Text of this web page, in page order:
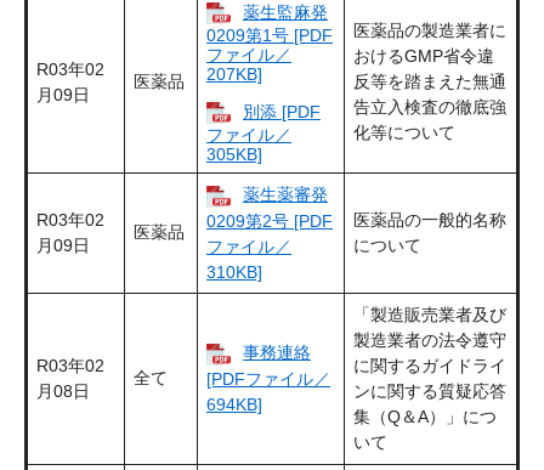
R03年02
月09日
医薬品
薬生監麻発
0209第1号 [PDF
ファイル／
207KB]
別添 [PDF
ファイル／
305KB]
医薬品の製造業者に
おけるGMP省令違
反等を踏まえた無通
告立入検査の徹底強
化等について
R03年02
月09日
医薬品
薬生薬審発
0209第2号 [PDF
ファイル／
310KB]
医薬品の一般的名称
について
R03年02
月08日
全て
事務連絡
[PDFファイル／
694KB]
「製造販売業者及び
製造業者の法令遵守
に関するガイドライ
ンに関する質疑応答
集（Q＆A）」につ
いて